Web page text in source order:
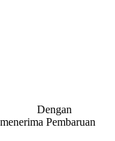
Dengan
Pembaruan